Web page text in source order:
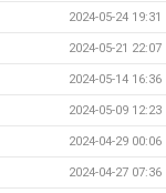
2024-05-24 19:31
2024-05-21 22:07
2024-05-14 16:36
2024-05-09 12:23
2024-04-29 00:06
2024-04-27 07:36